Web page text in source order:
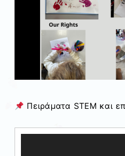
Πειράματα STEM και